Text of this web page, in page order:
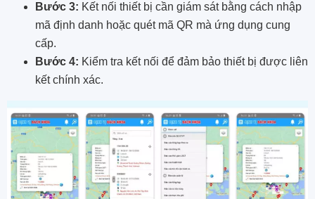
Bước 3: Kết nối thiết bị cần giám sát bằng cách nhập
mã định danh hoặc quét mã QR mà ứng dụng cung
cấp.
Bước 4: Kiểm tra kết nối để đảm bảo thiết bị được liên
kết chính xác.